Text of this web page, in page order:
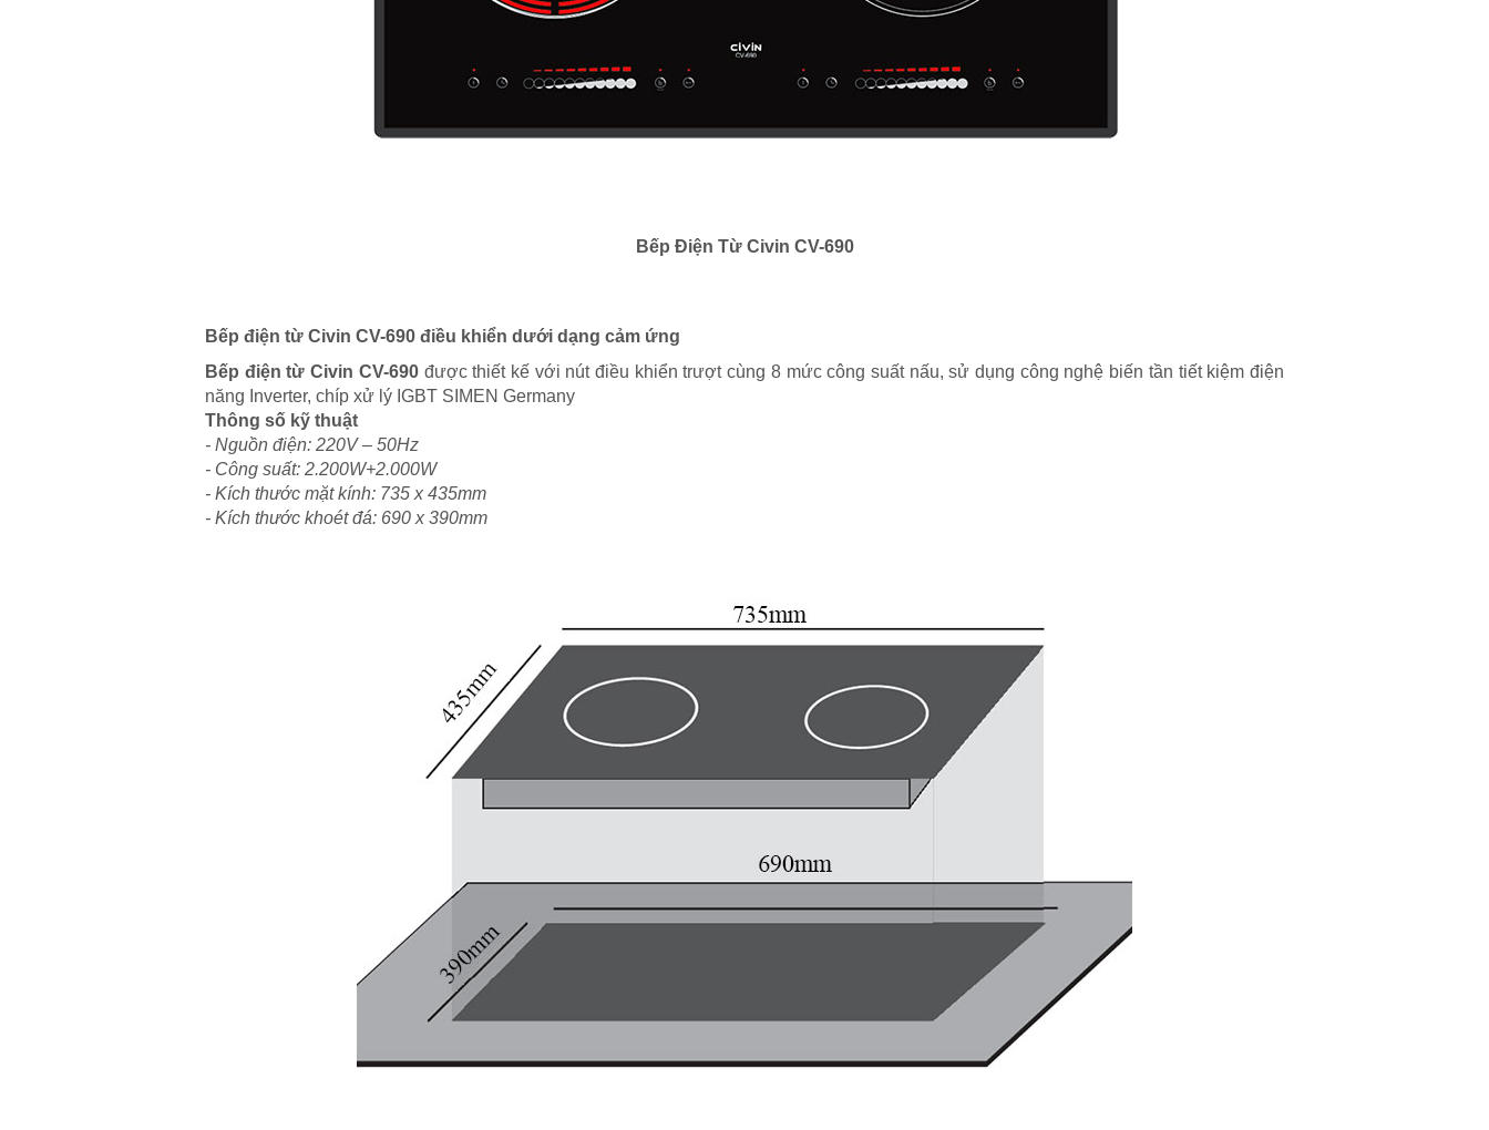
Bếp Điện Từ Civin CV-690
Bếp điện từ Civin CV-690 điều khiển dưới dạng cảm ứng
Bếp điện từ Civin CV-690được thiết kế với nút điều khiển trượt cùng 8 mức công suất nấu, sử dụng công nghệ biến tần tiết kiệm điện
năng Inverter, chíp xử lý IGBT SIMEN Germany
Thông số kỹ thuật
- Nguồn điện: 220V – 50Hz
- Công suất: 2.200W+2.000W
- Kích thước mặt kính: 735 x 435mm
- Kích thước khoét đá: 690 x 390mm